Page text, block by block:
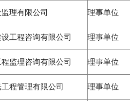
理有限公司 理事单位
工程咨询有限公司 理事单位
监理咨询有限公司 理事单位
程管理有限公司 理事单位